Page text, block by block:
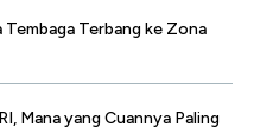
Terbang ke Zona
Mana yang Cuannya Paling